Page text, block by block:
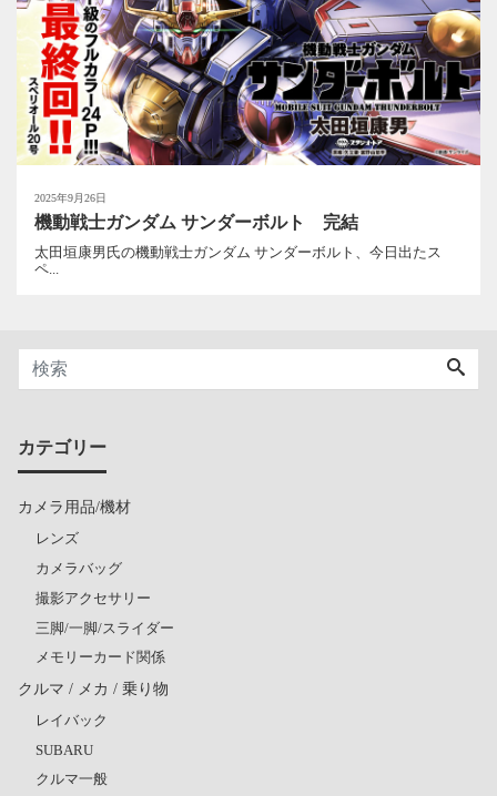
2025年9月26日
機動戦士ガンダム サンダーボルト 完結
太田垣康男氏の機動戦士ガンダム サンダーボルト、今日出たス
ペ...
カテゴリー
カメラ用品/機材
レンズ
カメラバッグ
撮影アクセサリー
三脚/一脚/スライダー
メモリーカード関係
クルマ / メカ / 乗り物
レイバック
SUBARU
クルマ一般